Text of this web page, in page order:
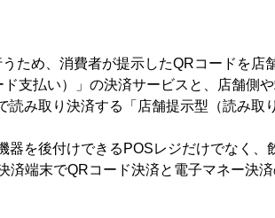
ため、消費者が提示したQRコードを店
支払い）」の決済サービスと、店舗側
み取り決済する「店舗提示型（読み取
を後付けできるPOSレジだけでなく、
済端末でQRコード決済と電子マネー決